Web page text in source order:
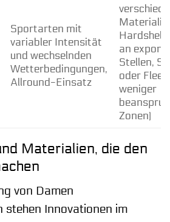
Sportarten mit
variabler Intensität
und wechselnden
Wetterbedingungen,
Allround-Einsatz
an
Stellen,
oder
weniger
Zonen)
Materialien, die den
von Damen
stehen Innovationen im